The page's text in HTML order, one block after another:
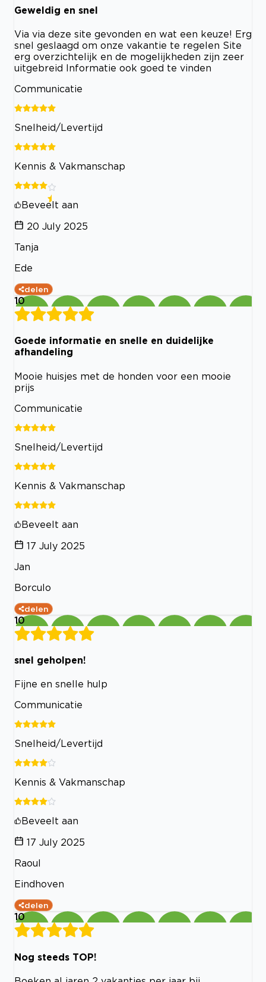
Geweldig en snel
Via via deze site gevonden en wat een keuze! Erg
snel geslaagd om onze vakantie te regelen Site
erg overzichtelijk en de mogelijkheden zijn zeer
uitgebreid Informatie ook goed te vinden
Communicatie
Snelheid/Levertijd
Kennis & Vakmanschap
Beveelt aan
20 July 2025
Tanja
Ede
delen
10
Goede informatie en snelle en duidelijke
afhandeling
Mooie huisjes met de honden voor een mooie
prijs
Communicatie
Snelheid/Levertijd
Kennis & Vakmanschap
Beveelt aan
17 July 2025
Jan
Borculo
delen
10
snel geholpen!
Fijne en snelle hulp
Communicatie
Snelheid/Levertijd
Kennis & Vakmanschap
Beveelt aan
17 July 2025
Raoul
Eindhoven
delen
10
Nog steeds TOP!